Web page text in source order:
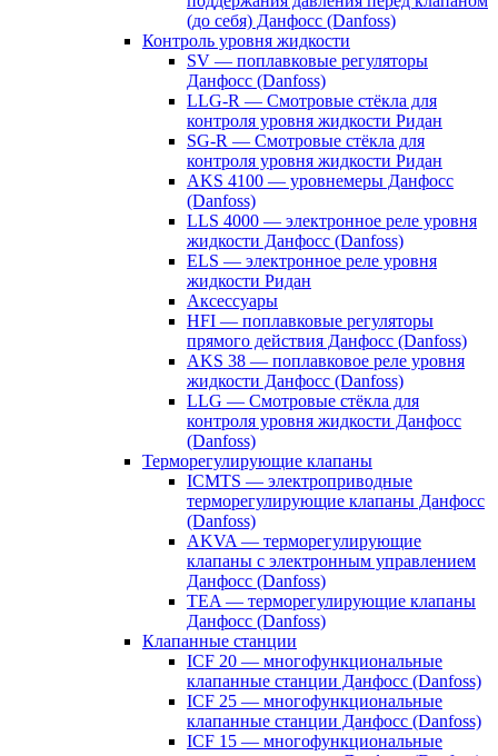
(до себя) Данфосс (Danfoss)
Контроль уровня жидкости
SV — поплавковые регуляторы
Данфосс (Danfoss)
LLG-R — Смотровые стёкла для
контроля уровня жидкости Ридан
SG-R — Смотровые стёкла для
контроля уровня жидкости Ридан
AKS 4100 — уровнемеры Данфосс
(Danfoss)
LLS 4000 — электронное реле уровня
жидкости Данфосс (Danfoss)
ELS — электронное реле уровня
жидкости Ридан
Аксессуары
HFI — поплавковые регуляторы
прямого действия Данфосс (Danfoss)
AKS 38 — поплавковое реле уровня
жидкости Данфосс (Danfoss)
LLG — Смотровые стёкла для
контроля уровня жидкости Данфосс
(Danfoss)
Терморегулирующие клапаны
ICMTS — электроприводные
терморегулирующие клапаны Данфосс
(Danfoss)
AKVA — терморегулирующие
клапаны с электронным управлением
Данфосс (Danfoss)
TEA — терморегулирующие клапаны
Данфосс (Danfoss)
Клапанные станции
ICF 20 — многофункциональные
клапанные станции Данфосс (Danfoss)
ICF 25 — многофункциональные
клапанные станции Данфосс (Danfoss)
ICF 15 — многофункциональные